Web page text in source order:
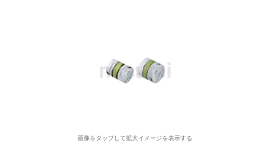
画像をタップして拡大イメージを表示する